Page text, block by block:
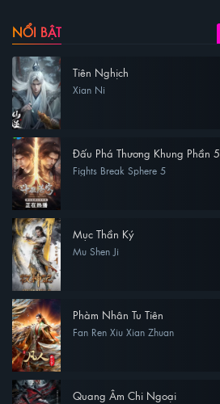
NỔI BẬT
Tiên Nghịch
Xian Ni
Đấu Phá Thương Khung Phần 5
Fights Break Sphere 5
Mục Thần Ký
Mu Shen Ji
Phàm Nhân Tu Tiên
Fan Ren Xiu Xian Zhuan
Quang Âm Chi Ngoại